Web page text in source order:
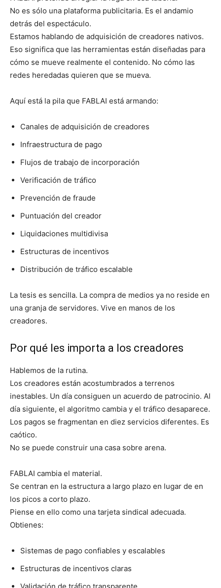
No es sólo una plataforma publicitaria. Es el andamio
detrás del espectáculo.
Estamos hablando de adquisición de creadores nativos.
Eso significa que las herramientas están diseñadas para
cómo se mueve realmente el contenido. No cómo las
redes heredadas quieren que se mueva.
Aquí está la pila que FABLAI está armando:
Canales de adquisición de creadores
Infraestructura de pago
Flujos de trabajo de incorporación
Verificación de tráfico
Prevención de fraude
Puntuación del creador
Liquidaciones multidivisa
Estructuras de incentivos
Distribución de tráfico escalable
La tesis es sencilla. La compra de medios ya no reside en
una granja de servidores. Vive en manos de los
creadores.
Por qué les importa a los creadores
Hablemos de la rutina.
Los creadores están acostumbrados a terrenos
inestables. Un día consiguen un acuerdo de patrocinio. Al
día siguiente, el algoritmo cambia y el tráfico desaparece.
Los pagos se fragmentan en diez servicios diferentes. Es
caótico.
No se puede construir una casa sobre arena.
FABLAI cambia el material.
Se centran en la estructura a largo plazo en lugar de en
los picos a corto plazo.
Piense en ello como una tarjeta sindical adecuada.
Obtienes:
Sistemas de pago confiables y escalables
Estructuras de incentivos claras